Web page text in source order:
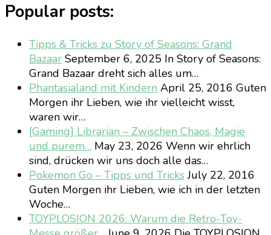
Popular posts:
Tipps & Tricks zu Story of Seasons: Grand
Bazaar September 6, 2025 In Story of Seasons:
Grand Bazaar dreht sich alles um…
Phantasialand mit Kindern April 25, 2016 Guten
Morgen ihr Lieben, wie ihr vielleicht wisst,
waren wir…
[Gaming] Librarian – Zwischen Chaos, Magie
und purem… May 23, 2026 Wenn wir ehrlich
sind, drücken wir uns doch alle das…
Pokemon Go – Tipps und TricksJuly 22, 2016
Guten Morgen ihr Lieben, wie ich in der letzten
Woche…
TOYPLOSION 2026: Warum die Retro-Toy-